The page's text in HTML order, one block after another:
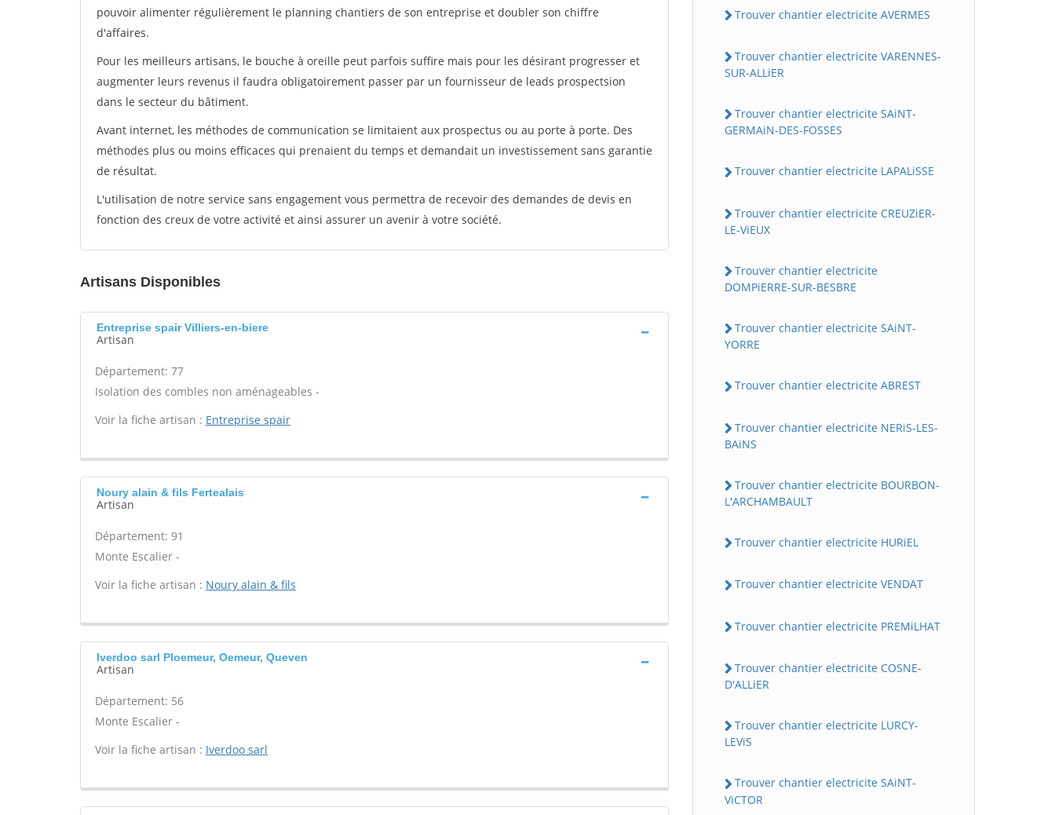
pouvoir alimenter régulièrement le planning chantiers de son entreprise et doubler son chiffre
d'affaires.
Pour les meilleurs artisans, le bouche à oreille peut parfois suffire mais pour les désirant progresser et
augmenter leurs revenus il faudra obligatoirement passer par un fournisseur de leads prospectsion
dans le secteur du bâtiment.
Avant internet, les méthodes de communication se limitaient aux prospectus ou au porte à porte. Des
méthodes plus ou moins efficaces qui prenaient du temps et demandait un investissement sans garantie
de résultat.
L'utilisation de notre service sans engagement vous permettra de recevoir des demandes de devis en
fonction des creux de votre activité et ainsi assurer un avenir à votre société.
Artisans Disponibles
Entreprise spair Villiers-en-biere
Artisan
Département: 77
Isolation des combles non aménageables -
Voir la fiche artisan : Entreprise spair
Noury alain & fils Fertealais
Artisan
Département: 91
Monte Escalier -
Voir la fiche artisan : Noury alain & fils
Iverdoo sarl Ploemeur, Oemeur, Queven
Artisan
Département: 56
Monte Escalier -
Voir la fiche artisan : Iverdoo sarl
Trouver chantier electricite AVERMES
Trouver chantier electricite VARENNES-
SUR-ALLiER
Trouver chantier electricite SAiNT-
GERMAiN-DES-FOSSES
Trouver chantier electricite LAPALiSSE
Trouver chantier electricite CREUZiER-
LE-ViEUX
Trouver chantier electricite
DOMPiERRE-SUR-BESBRE
Trouver chantier electricite SAiNT-
YORRE
Trouver chantier electricite ABREST
Trouver chantier electricite NERiS-LES-
BAiNS
Trouver chantier electricite BOURBON-
L'ARCHAMBAULT
Trouver chantier electricite HURiEL
Trouver chantier electricite VENDAT
Trouver chantier electricite PREMiLHAT
Trouver chantier electricite COSNE-
D'ALLiER
Trouver chantier electricite LURCY-
LEViS
Trouver chantier electricite SAiNT-
ViCTOR